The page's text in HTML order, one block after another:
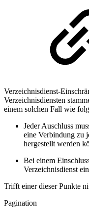
Verzeichnisdienst-
Verzeichnisdiensten
einem solchen Fall wie
JederAuschluss
eine Verbindung zu
hergestellt werden
Bei einem
Verzeichnisdienst
Trifft einer dieser Punkte
Pagination